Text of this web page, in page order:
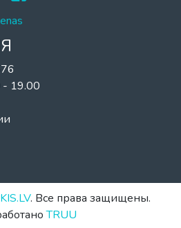
- 19.00
. Все права защищены.
TRUU